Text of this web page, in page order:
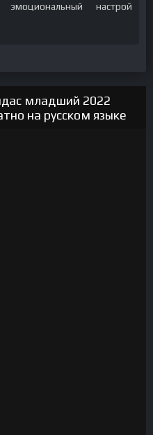
настрой
младший 2022
на русском языке